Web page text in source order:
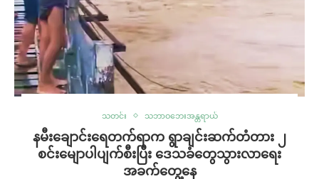
သတင်း သဘာဝဘေးအန္တရာယ်
နမီးချောင်းရေတက်ရာက ရွာချင်းဆက်တံတား ၂
စင်းမျောပါပျက်စီးပြီး ဒေသခံတွေသွားလာရေး
အခက်တွေ့နေ